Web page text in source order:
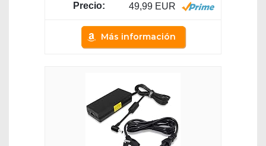
49,99 EUR
Más información